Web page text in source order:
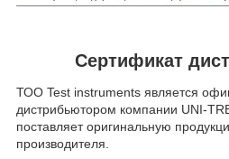
Сертификат
ТОО Test instruments является
дистрибьютором компании UNI-
поставляет оригинальную
производителя.